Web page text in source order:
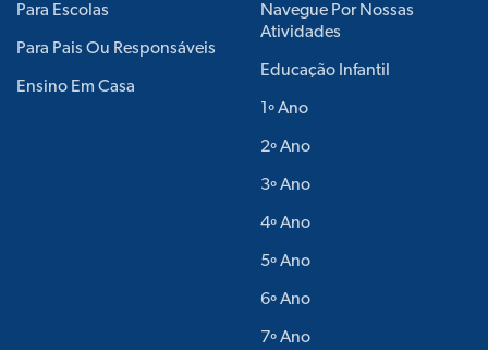
Para Escolas
Para Pais Ou Responsáveis
Ensino Em Casa
Navegue Por Nossas
Atividades
Educação Infantil
1º Ano
2º Ano
3º Ano
4º Ano
5º Ano
6º Ano
7º Ano